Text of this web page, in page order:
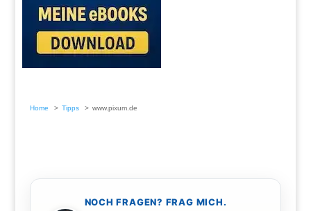
Home Tipps www.pixum.de
NOCH FRAGEN? FRAG MICH.